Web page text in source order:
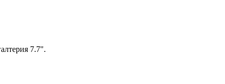
7.7".